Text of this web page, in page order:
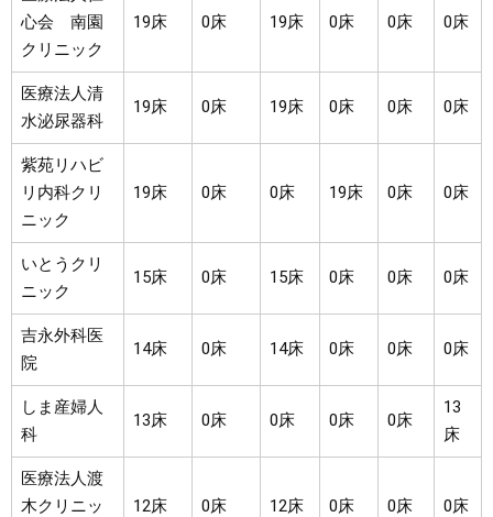
心会 南園
クリニック
19床 0床 19床 0床 0床 0床
医療法人清
水泌尿器科
19床 0床 19床 0床 0床 0床
紫苑リハビ
リ内科クリ
ニック
19床 0床 0床 19床 0床 0床
いとうクリ
ニック
15床 0床 15床 0床 0床 0床
吉永外科医
院
14床 0床 14床 0床 0床 0床
しま産婦人
科
13床 0床 0床 0床 0床
13
床
医療法人渡
木クリニッ
12床 0床 12床 0床 0床 0床